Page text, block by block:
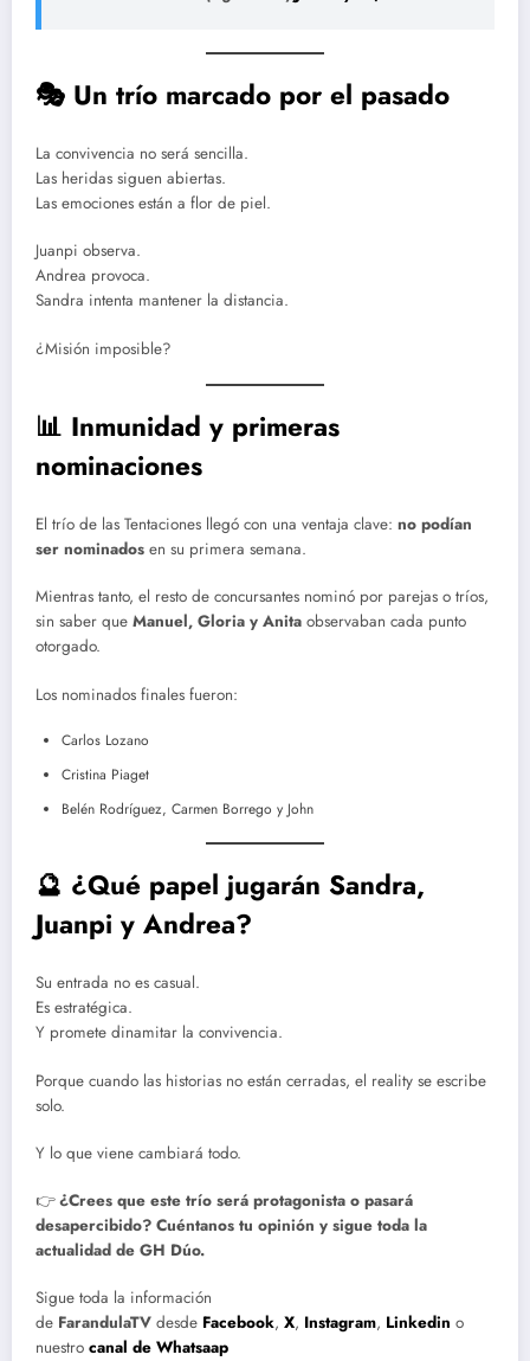
🎭 Un trío marcado por el pasado
La convivencia no será sencilla.
Las heridas siguen abiertas.
Las emociones están a flor de piel.
Juanpi observa.
Andrea provoca.
Sandra intenta mantener la distancia.
¿Misión imposible?
📊 Inmunidad y primeras
nominaciones
El trío de las Tentaciones llegó con una ventaja clave: no podían
ser nominados en su primera semana.
Mientras tanto, el resto de concursantes nominó por parejas o tríos,
sin saber que Manuel, Gloria y Anita observaban cada punto
otorgado.
Los nominados finales fueron:
Carlos Lozano
Cristina Piaget
Belén Rodríguez, Carmen Borrego y John
🔮 ¿Qué papel jugarán Sandra,
Juanpi y Andrea?
Su entrada no es casual.
Es estratégica.
Y promete dinamitar la convivencia.
Porque cuando las historias no están cerradas, el reality se escribe
solo.
Y lo que viene cambiará todo.
👉¿Crees que este trío será protagonista o pasará
desapercibido? Cuéntanos tu opinión y sigue toda la
actualidad de GH Dúo.
Sigue toda la información
de FarandulaTV desde Facebook, X, Instagram, Linkedin o
nuestro canal de Whatsaap